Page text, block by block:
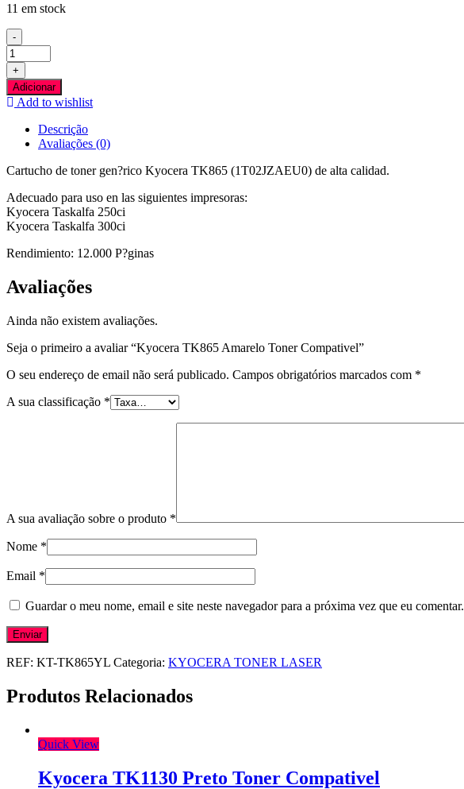
11 em stock
-
Quantidade
de
Kyocera
TK865
Amarelo
Compativel
+
Adicionar
Add to wishlist
Descrição
Avaliações (0)
Cartucho de toner gen?rico Kyocera TK865 (1T02JZAEU0) de alta calidad.
Adecuado para uso en las siguientes impresoras:
Kyocera Taskalfa 250ci
Kyocera Taskalfa 300ci
Rendimiento: 12.000 P?ginas
Avaliações
Ainda não existem avaliações.
Seja o primeiro a avaliar “Kyocera TK865 Amarelo Toner Compativel”
O seu endereço de email não será publicado. Campos obrigatórios marcados com *
A sua classificação *
A sua avaliação sobre o produto *
Nome *
Email *
Guardar o meu nome, email e site neste navegador para a próxima vez que eu comentar.
REF: KT-TK865YL Categoria: KYOCERA TONER LASER
Produtos Relacionados
Quick View
Kyocera TK1130 Preto Toner Compativel